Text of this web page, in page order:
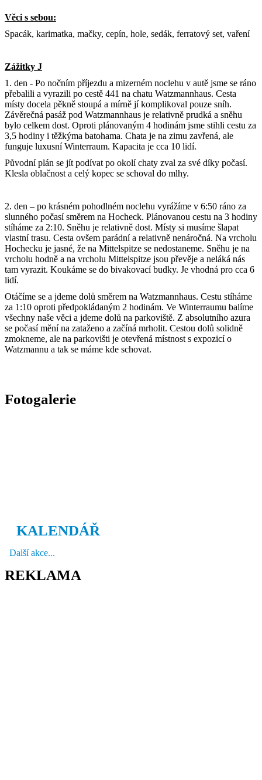
Věci s sebou:
Spacák, karimatka, mačky, cepín, hole, sedák, ferratový set, vaření
Zážitky J
1. den - Po nočním příjezdu a mizerném noclehu v autě jsme se ráno
přebalili a vyrazili po cestě 441 na chatu Watzmannhaus. Cesta
místy docela pěkně stoupá a mírně jí komplikoval pouze sníh.
Závěrečná pasáž pod Watzmannhaus je relativně prudká a sněhu
bylo celkem dost. Oproti plánovaným 4 hodinám jsme stihli cestu za
3,5 hodiny i těžkýma batohama. Chata je na zimu zavřená, ale
funguje luxusní Winterraum. Kapacita je cca 10 lidí.
Původní plán se jít podívat po okolí chaty zval za své díky počasí.
Klesla oblačnost a celý kopec se schoval do mlhy.
2. den – po krásném pohodlném noclehu vyrážíme v 6:50 ráno za
slunného počasí směrem na Hocheck. Plánovanou cestu na 3 hodiny
stíháme za 2:10. Sněhu je relativně dost. Místy si musíme šlapat
vlastní trasu. Cesta ovšem parádní a relativně nenáročná. Na vrcholu
Hochecku je jasné, že na Mittelspitze se nedostaneme. Sněhu je na
vrcholu hodně a na vrcholu Mittelspitze jsou převěje a neláká nás
tam vyrazit. Koukáme se do bivakovací budky. Je vhodná pro cca 6
lidí.
Otáčíme se a jdeme dolů směrem na Watzmannhaus. Cestu stíháme
za 1:10 oproti předpokládaným 2 hodinám. Ve Winterraumu balíme
všechny naše věci a jdeme dolů na parkoviště. Z absolutního azura
se počasí mění na zataženo a začíná mrholit. Cestou dolů solidně
zmokneme, ale na parkovišti je otevřená místnost s expozicí o
Watzmannu a tak se máme kde schovat.
Fotogalerie
KALENDÁŘ
Další akce...
REKLAMA